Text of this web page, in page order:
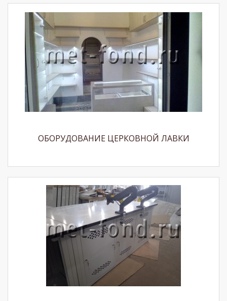
ОБОРУДОВАНИЕ ЦЕРКОВНОЙ ЛАВКИ